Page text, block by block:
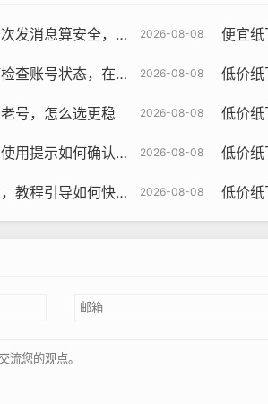
2026-08-08
安全，怎么控制频率 便宜纸
2026-08-08
状态，在哪里操作 低价纸
2026-08-08
号，怎么选更稳 低价
2026-08-08
提示如何确认风控 低价
2026-08-08
引导如何快速完成 低价